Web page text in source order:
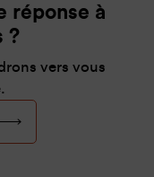
réponse à
?
vers vous